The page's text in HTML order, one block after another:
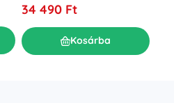
34 490 Ft
Kosárba